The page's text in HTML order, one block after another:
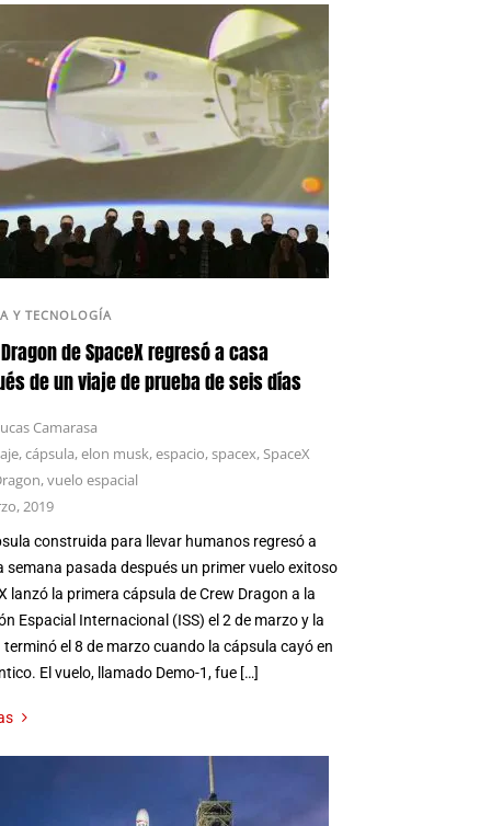
Y TECNOLOGÍA
de SpaceX regresó a casa
de un viaje de prueba de seis días
Camarasa
,cápsula,elon musk,espacio,spacex,SpaceX
,vuelo espacial
2019
construida para llevar humanos regresó a
semana pasada después un primer vuelo exitoso
lanzó la primera cápsula de Crew Dragon a la
Espacial Internacional (ISS) el 2 de marzo y la
el 8 de marzo cuando la cápsula cayó en
El vuelo, llamado Demo-1, fue […]